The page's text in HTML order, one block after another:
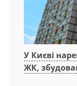
У Києві
ЖК,